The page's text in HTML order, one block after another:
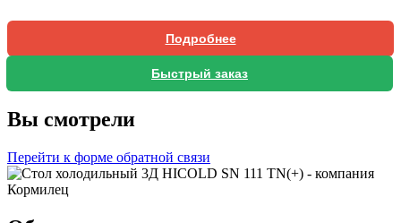
Подробнее
Быстрый заказ
Вы смотрели
Перейти к форме обратной связи